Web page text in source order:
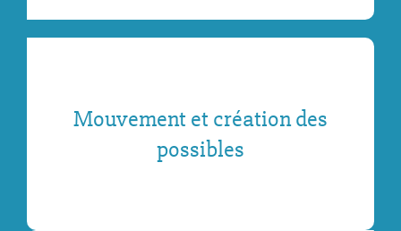
Mouvement et création des
possibles